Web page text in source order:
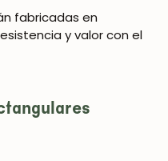
fabricadas en
y valor con el